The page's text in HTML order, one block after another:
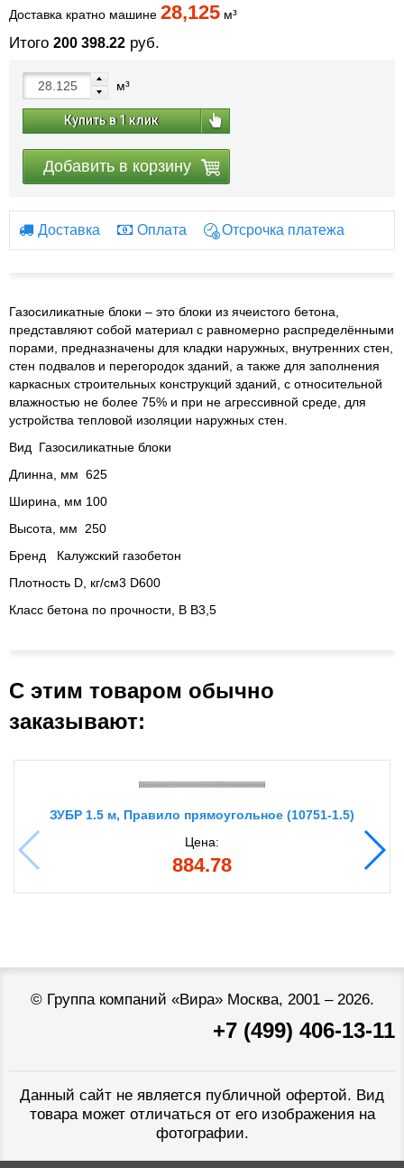
Доставка кратно машине 28,125 м³
Итого 200 398.22 руб.
м³
Купить в 1 клик
Добавить в корзину
Доставка Оплата Отсрочка платежа
Газосиликатные блоки – это блоки из ячеистого бетона,
представляют собой материал с равномерно распределёнными
порами, предназначены для кладки наружных, внутренних стен,
стен подвалов и перегородок зданий, а также для заполнения
каркасных строительных конструкций зданий, с относительной
влажностью не более 75% и при не агрессивной среде, для
устройства тепловой изоляции наружных стен.
Вид Газосиликатные блоки
Длинна, мм 625
Ширина, мм 100
Высота, мм 250
Бренд Калужский газобетон
Плотность D, кг/см3 D600
Класс бетона по прочности, B В3,5
С этим товаром обычно
заказывают:
ЗУБР 1.5 м, Правило прямоугольное (10751-1.5)
Цена:
884.78
© Группа компаний «Вира»Москва, 2001 – 2026.
+7 (499) 406-13-11
Данный сайт не является публичной офертой. Вид
товара может отличаться от его изображения на
фотографии.